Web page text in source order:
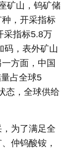
矿山，钨矿储
，开采指标
采指标5.8万
码，表外矿山
方面，中国
占全球5
态，全球供给
为了满足全
仲钨酸铵，